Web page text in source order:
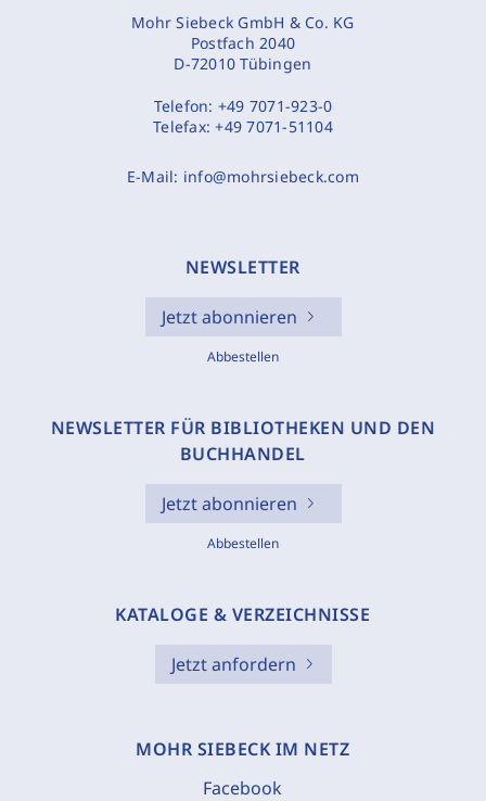
Mohr Siebeck GmbH & Co. KG
Postfach 2040
D-72010 Tübingen
Telefon: +49 7071-923-0
Telefax:+49 7071-51104
E-Mail: info@mohrsiebeck.com
NEWSLETTER
Jetzt abonnieren
Abbestellen
NEWSLETTER FÜR BIBLIOTHEKEN UND DEN
BUCHHANDEL
Jetzt abonnieren
Abbestellen
KATALOGE & VERZEICHNISSE
Jetzt anfordern
MOHR SIEBECK IM NETZ
Facebook